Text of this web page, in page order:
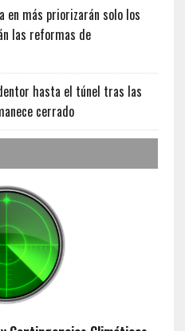
en más priorizarán solo los
las reformas de
hasta el túnel tras las
cerrado